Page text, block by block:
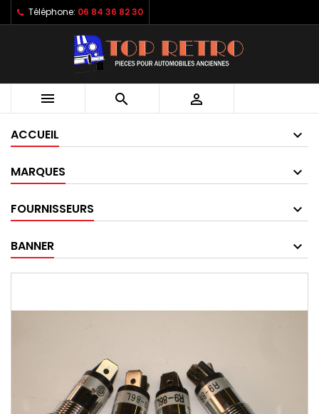
Téléphone: 06 84 36 82 30
  
ACCUEIL
MARQUES
FOURNISSEURS
BANNER